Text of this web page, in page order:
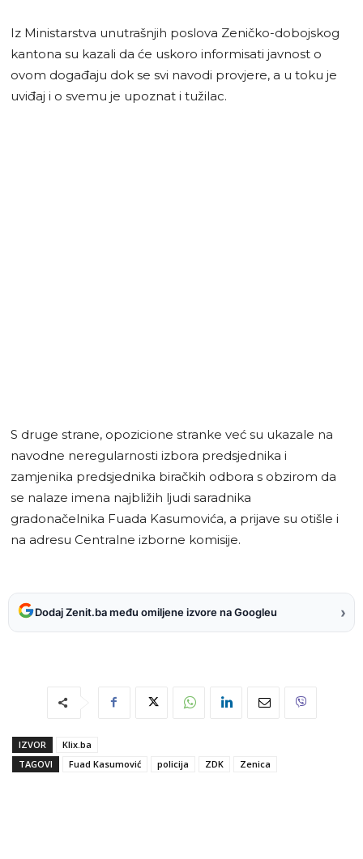
Iz Ministarstva unutrašnjih poslova Zeničko-dobojskog
kantona su kazali da će uskoro informisati javnost o
ovom događaju dok se svi navodi provjere, a u toku je
uviđaj i o svemu je upoznat i tužilac.
S druge strane, opozicione stranke već su ukazale na
navodne neregularnosti izbora predsjednika i
zamjenika predsjednika biračkih odbora s obzirom da
se nalaze imena najbližih ljudi saradnika
gradonačelnika Fuada Kasumovića, a prijave su otišle i
na adresu Centralne izborne komisije.
Dodaj Zenit.ba među omiljene izvore na Googleu ›
IZVOR
Klix.ba
TAGOVI
Fuad Kasumović policija ZDK Zenica